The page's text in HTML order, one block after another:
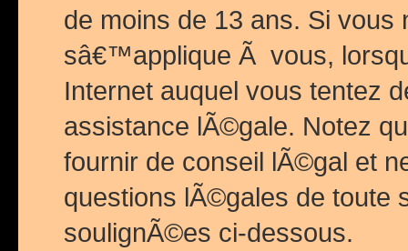
de moins de 13 ans. Si
sâ€™applique Ã vous,
Internet auquel vous tentez
assistance lÃ©gale. Notez
fournir de conseil lÃ©gal et
questions lÃ©gales de
soulignÃ©es ci-dessous.